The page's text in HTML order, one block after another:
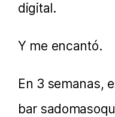
digital.
Y me encantó.
En 3 semanas,
bar